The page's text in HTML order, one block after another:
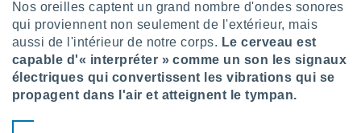
des
Nos oreilles captent un grand nombre d'ondes sonores
qui proviennent non seulement de l'extérieur, mais
aussi de l'intérieur de notre corps. Le cerveau est
capable d'« interpréter » comme un son les signaux
électriques qui convertissent les vibrations qui se
propagent dans l'air et atteignent le tympan.